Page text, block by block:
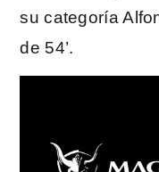
su categoría
de 54’.